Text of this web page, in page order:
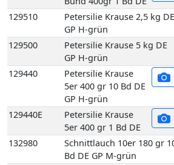
129510
Petersilie Krause 2,5 kg DE
GP H-grün
129500
Petersilie Krause 5 kg DE
GP H-grün
129440
Petersilie Krause
5er 400 gr 10 Bd DE
GP H-grün
129440E
Petersilie Krause
5er 400 gr 1 Bd DE
132980
Schnittlauch 10er 180 gr
Bd DE GP M-grün